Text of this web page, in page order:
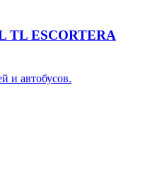
TL ESCORTERA
и автобусов.